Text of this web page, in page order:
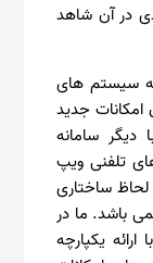
در آن شاهد
سیستم های
امکانات جدید
سامانه
تلفنی ویپ
لحاظ ساختاری
باشد. ما در
یکپارچه